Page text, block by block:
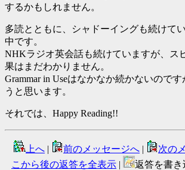
するかもしれません。
多読とともに、シャドーイングも続けて
中です。
NHKラジオ英会話も続けていますが、ス
果はまだわかりません。
Grammar in Useはなかなか続かないので
うと思います。
それでは、Happy Reading!!
上へ | 前のメッセージへ | 次の
こから後の返答を全表示 | 返答を書き